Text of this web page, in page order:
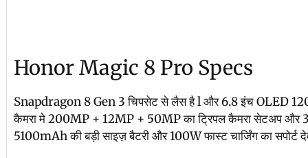
Honor Magic 8 Pro Specs
Snapdragon 8 Gen 3 चिपसेट से लैस है l और 6.8 इंच OLED
कैमरा मे 200MP + 12MP + 50MP का ट्रिपल कैमरा सेटअप और
5100mAh की बड़ी साइज़ बैटरी और 100W फास्ट चार्जिंग का सपोर्ट